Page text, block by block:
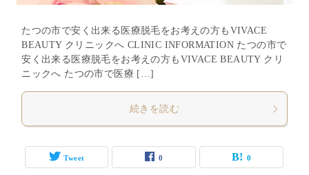
たつの市で安く出来る医療脱毛をお考えの方もVIVACE
BEAUTY クリニックへ CLINIC INFORMATION たつの市で
安く出来る医療脱毛をお考えの方もVIVACE BEAUTY クリ
ニックへ たつの市で医療 […]
続きを読む
Tweet 0 0